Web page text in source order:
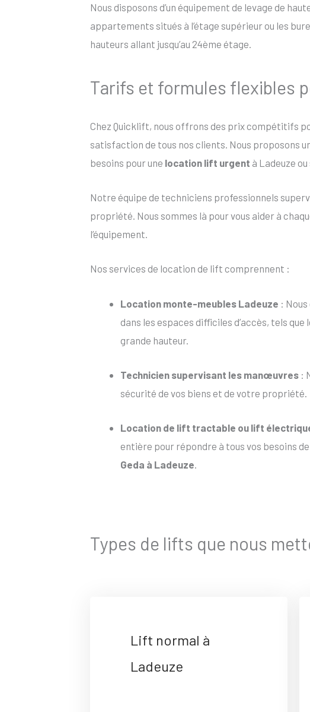
Nous disposons d’un équipement de levage de
appartements situés à l’étage supérieur ou les
hauteurs allant jusqu’au 24ème étage.
Tarifs et formules flexibles
Chez Quicklift, nous offrons des prix compétitifs
satisfaction de tous nos clients. Nous proposons
besoins pour une location lift urgent à Ladeuze
Notre équipe de techniciens professionnels
propriété. Nous sommes là pour vous aider à
l’équipement.
Nos services de location de lift comprennent :
Location monte-meubles Ladeuze :
dans les espaces difficiles d’accès, tels
grande hauteur.
Technicien supervisant les manœuvres :
sécurité de vos biens et de votre propriété.
Location de lift tractable ou lift
entière pour répondre à tous vos besoins
Geda à Ladeuze
Types de lifts que nous
Lift normal à
Ladeuze